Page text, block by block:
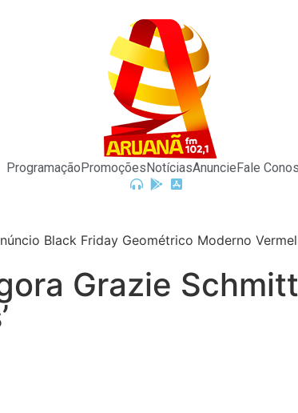
ProgramaçãoPromoçõesNotíciasAnuncieFale
Grazie